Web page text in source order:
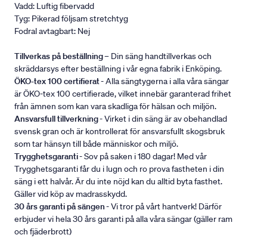
Vadd: Luftig fibervadd
Tyg: Pikerad följsam stretchtyg
Fodral avtagbart: Nej
Tillverkas på beställning– Din säng handtillverkas och
skräddarsys efter beställning i vår egna fabrik i Enköping.
ÖKO-tex 100 certifierat- Alla sängtygerna i alla våra sängar
är ÖKO-tex 100 certifierade, vilket innebär garanterad frihet
från ämnen som kan vara skadliga för hälsan och miljön.
Ansvarsfull tillverkning- Virket i din säng är av obehandlad
svensk gran och är kontrollerat för ansvarsfullt skogsbruk
som tar hänsyn till både människor och miljö.
Trygghetsgaranti- Sov på saken i 180 dagar! Med vår
Trygghetsgaranti får du i lugn och ro prova fastheten i din
säng i ett halvår. Är du inte nöjd kan du alltid byta fasthet.
Gäller vid köp av madrasskydd.
30 års garanti på sängen- Vi tror på vårt hantverk! Därför
erbjuder vi hela 30 års garanti på alla våra sängar (gäller ram
och fjäderbrott)